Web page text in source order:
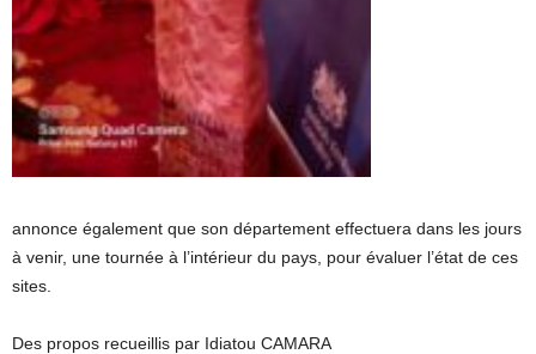
annonce également que son département effectuera dans les jours
à venir, une tournée à l’intérieur du pays, pour évaluer l’état de ces
sites.
Des propos recueillis par Idiatou CAMARA